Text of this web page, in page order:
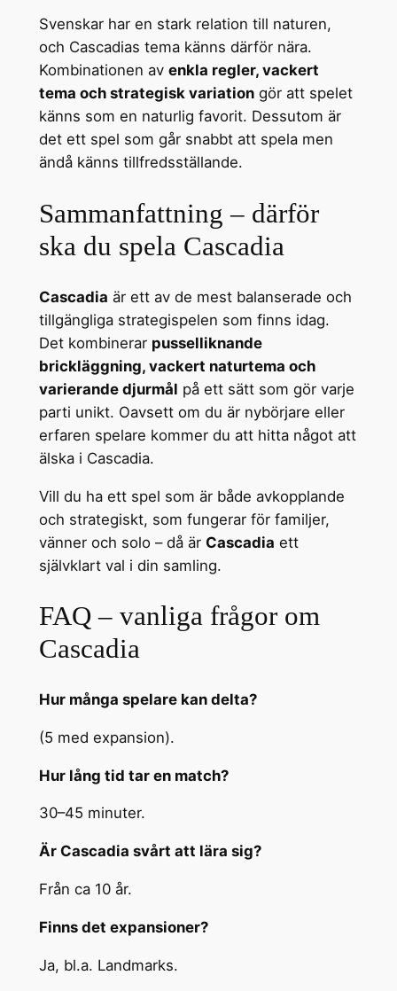
Svenskar har en stark relation till naturen,
och Cascadias tema känns därför nära.
Kombinationen av enkla regler, vackert
tema och strategisk variationgör att spelet
känns som en naturlig favorit. Dessutom är
det ett spel som går snabbt att spela men
ändå känns tillfredsställande.
Sammanfattning – därför
ska du spela Cascadia
Cascadia är ett av de mest balanserade och
tillgängliga strategispelen som finns idag.
Det kombinerar pusselliknande
brickläggning, vackert naturtema och
varierande djurmål på ett sätt som gör varje
parti unikt. Oavsett om du är nybörjare eller
erfaren spelare kommer du att hitta något att
älska i Cascadia.
Vill du ha ett spel som är både avkopplande
och strategiskt, som fungerar för familjer,
vänner och solo – då är Cascadia ett
självklart val i din samling.
FAQ – vanliga frågor om
Cascadia
Hur många spelare kan delta?
(5 med expansion).
Hur lång tid tar en match?
30–45 minuter.
Är Cascadia svårt att lära sig?
Från ca 10 år.
Finns det expansioner?
Ja, bl.a. Landmarks.